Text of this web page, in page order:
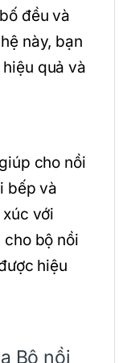
đều và
này, bạn
quả và
cho nồi
bếp và
với
bộ nồi
hiệu
Bộ nồi